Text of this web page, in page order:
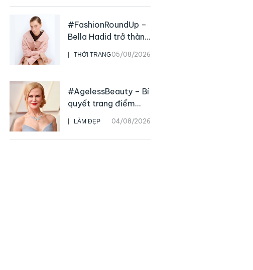
Galliano
THỜI TRANG05/08/2026
#FashionRoundUp –
Bella Hadid trở thành
Đại sứ Toàn cầu của
Prada Beauty,
CHANEL mua lại
LÀM ĐẸP 04/08/2026
#AgelessBeauty – Bí
quyết trang điểm
“hack” tuổi như các
nữ minh tinh hàng
đầu